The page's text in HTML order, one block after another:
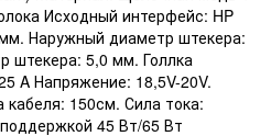
Исходный интерфейс: HP
Наружный диаметр штекера:
штекера: 5,0 мм. Голлка
A Напряжение: 18,5V-20V.
150см. Сила тока:
45 Вт/65 Вт